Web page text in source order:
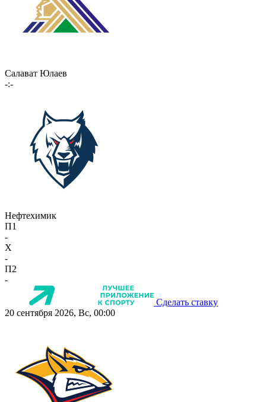
Салават Юлаев
-:-
Нефтехимик
П1
-
X
-
П2
-
Сделать ставку
20 сентября 2026, Вс, 00:00